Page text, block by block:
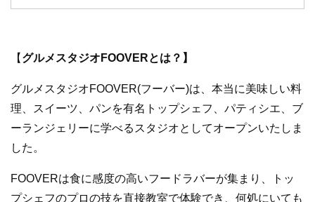
【 グルメスタジオFOOVERとは？】
グルメスタジオFOOVER(フーバー)は、本当に美味しい料
理、スイーツ、パンを有名トップシェフ、パティシエ、ブ
ーランジェリーに学べるスタジオとしてオープンいたしま
した。
FOOVERは食に感度の高いフードラバーが集まり、トッ
プシェフのプロの技を直接教室で体験でき、何処にいても